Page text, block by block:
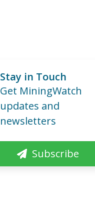
Stay in Touch
Get MiningWatch
updates and
newsletters
Subscribe